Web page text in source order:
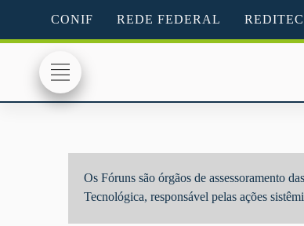
CONIF REDE FEDERAL REDITEC
Os Fóruns são órgãos de assessoramento
Tecnológica, responsável pelas ações